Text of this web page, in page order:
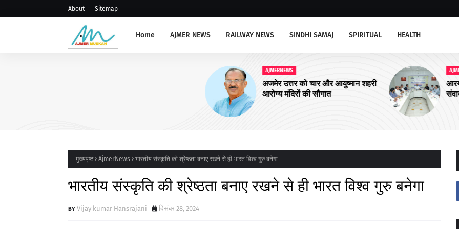
About Sitemap
Home AJMER NEWS RAILWAY NEWS SINDHI SAMAJ SPIRITUAL HEALTH
अजमेर उत्तर को चार और आयुष्मान शहरी
आरयूआईडीपी के पांचवें चरण के कार्यों पर
संवाद कार्यक्रम सम्पन्न
मुख्यपृष्ठ AjmerNews भारतीय संस्कृति की श्रेष्ठता बनाए रखने से ही भारत विश्व गुरु बनेगा
भारतीय संस्कृति की श्रेष्ठता बनाए रखने से ही भारत विश्व गुरु बनेगा
Vijay kumar Hansrajani दिसंबर 28, 2024